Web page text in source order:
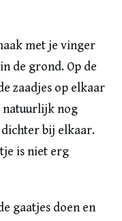
met je vinger
de grond. Op de
zaadjes op elkaar
natuurlijk nog
dichter bij elkaar.
is niet erg
gaatjes doen en